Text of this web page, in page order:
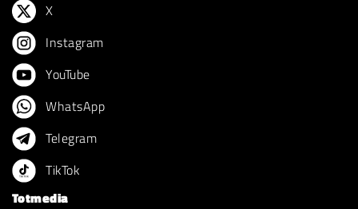
X
Instagram
YouTube
WhatsApp
Telegram
TikTok
Totmedia